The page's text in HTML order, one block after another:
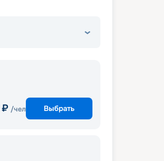
₽ /чел Выбрать